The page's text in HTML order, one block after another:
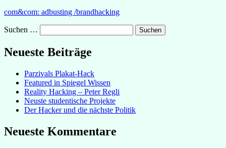
com&com: adbusting /brandhacking
Suchen …
Neueste Beiträge
Parzivals Plakat-Hack
Featured in Spiegel Wissen
Reality Hacking – Peter Regli
Neuste studentische Projekte
Der Hacker und die nächste Politik
Neueste Kommentare